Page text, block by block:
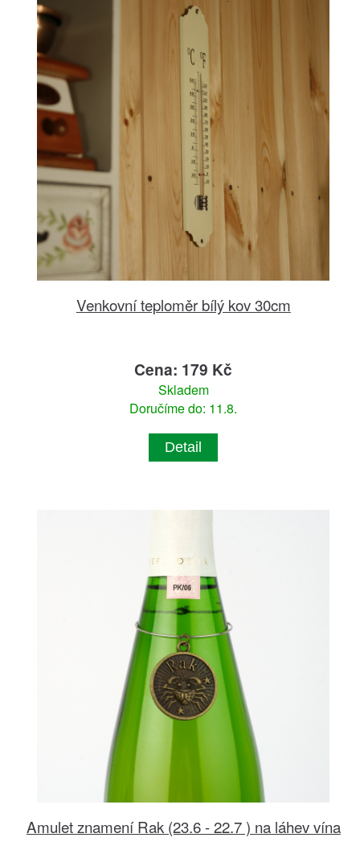
Venkovní teploměr bílý kov 30cm
Cena: 179 Kč
Skladem
Doručíme do: 11.8.
Detail
Amulet znamení Rak (23.6 - 22.7 ) na láhev vína